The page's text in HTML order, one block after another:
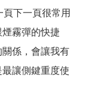
下一頁很常用
霧彈的快捷
係，會讓我有
讓側鍵重度使